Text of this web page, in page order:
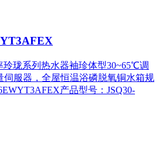
玲珑系列热水器袖珍体型30~65℃调
伺服器，全屋恒温浴磷脱氧铜水箱规
产品型号：JSQ30-